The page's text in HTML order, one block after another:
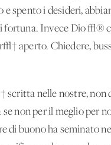
spento i desideri,
Invece Dio √®
aperto. Chiedere,
nelle nostre,
non per il meglio per
di buono ha seminato